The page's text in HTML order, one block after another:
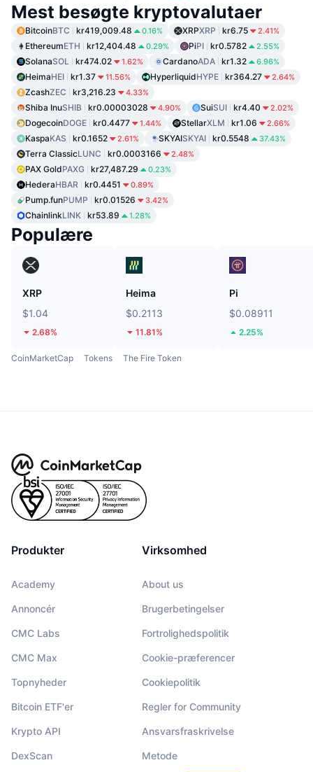
Mest besøgte kryptovalutaer
BitcoinBTC kr419,009.48 0.16% XRPXRP kr6.75 2.41%
EthereumETH kr12,404.48 0.29% PiPI kr0.5782 2.55%
SolanaSOL kr474.02 1.62% CardanoADA kr1.32 6.96%
HeimaHEI kr1.37 11.56% HyperliquidHYPE kr364.27 2.64%
ZcashZEC kr3,216.23 4.33%
Shiba InuSHIB kr0.00003028 4.90% SuiSUI kr4.40 2.02%
DogecoinDOGE kr0.4477 1.44% StellarXLM kr1.06 2.66%
KaspaKAS kr0.1652 2.61% SKYAISKYAI kr0.5548 37.43%
Terra ClassicLUNC kr0.0003166 2.48%
PAX GoldPAXG kr27,487.29 0.23%
HederaHBAR kr0.4451 0.89%
Pump.funPUMP kr0.01526 3.42%
ChainlinkLINK kr53.89 1.28%
Populære
XRP
$1.04
2.68%
Heima
$0.2113
11.81%
Pi
$0.08911
2.25%
CoinMarketCap Tokens The Fire Token
Produkter
Academy
Annoncér
CMC Labs
CMC Max
Topnyheder
Bitcoin ETF'er
Krypto API
DexScan
Virksomhed
About us
Brugerbetingelser
Fortrolighedspolitik
Cookie-præferencer
Cookiepolitik
Regler for Community
Ansvarsfraskrivelse
Metode